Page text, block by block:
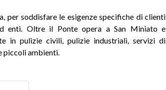
per soddisfare le esigenze specifiche di clienti
enti. Oltre il Ponte opera a San Miniato e
in pulizie civili, pulizie industriali, servizi di
piccoli ambienti.